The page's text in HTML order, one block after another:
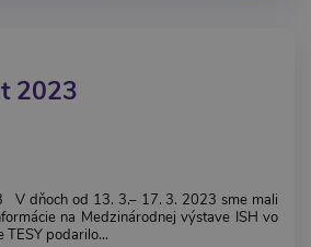
2023
V dňoch od 13. 3.– 17. 3. 2023 sme mali
na Medzinárodnej výstave ISH vo
TESY podarilo...